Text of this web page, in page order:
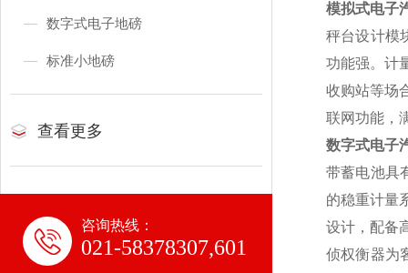
数字式电子地磅
标准小地磅
查看更多
咨询热线：
021-58378307,601
模拟式电子
秤台设计模
功能强。计
收购站等场
联网功能，
数字式电子
带蓄电池具
的稳重计量
设计，配备
侦权衡器为